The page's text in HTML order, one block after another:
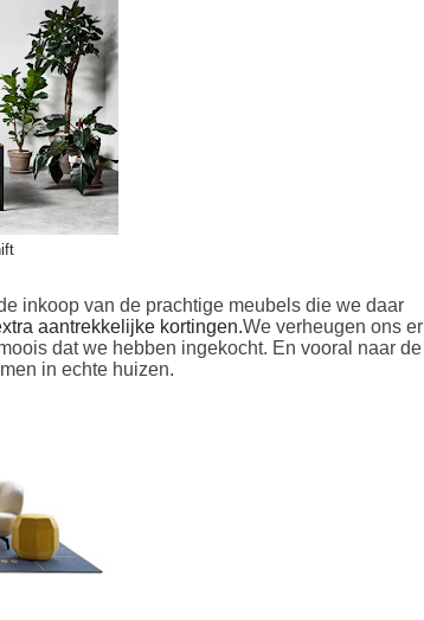
inkoop van de prachtige meubels die we daar
aantrekkelijke kortingen.We verheugen ons er
dat we hebben ingekocht. En vooral naar de
in echte huizen.